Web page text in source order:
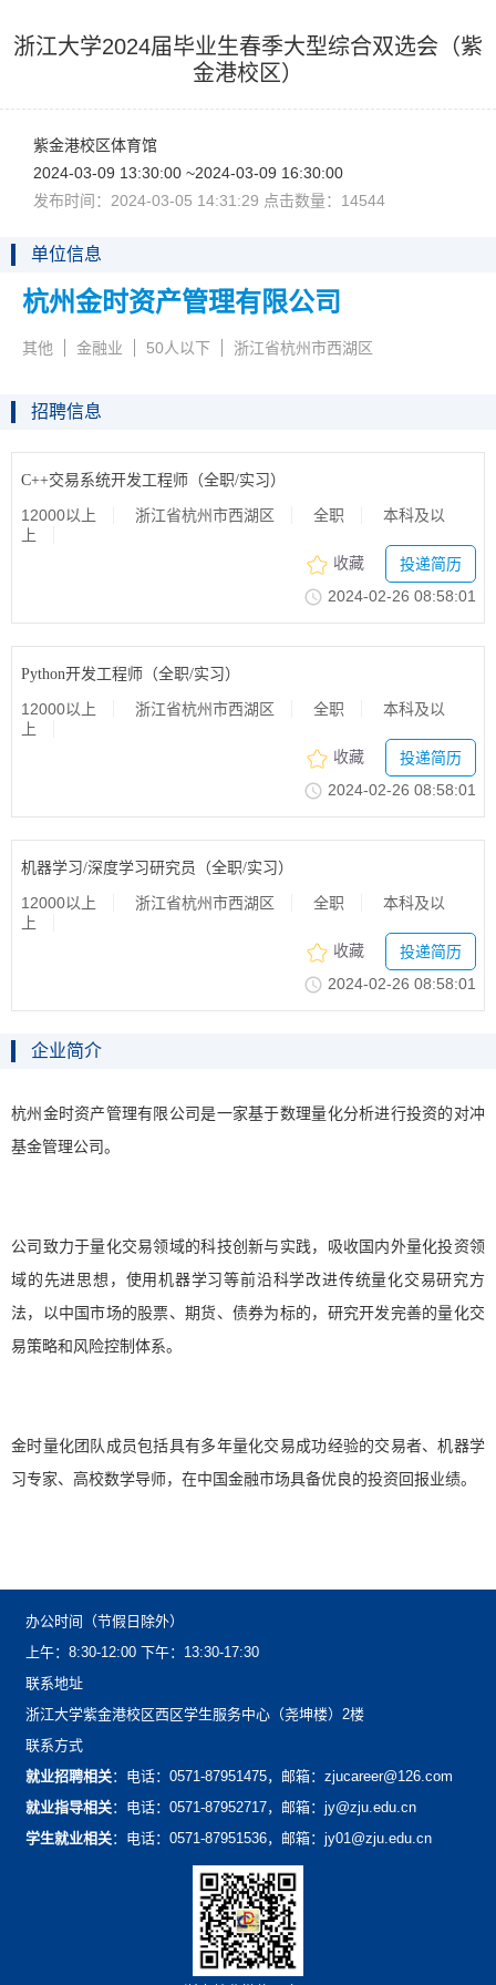
浙江大学2024届毕业生春季大型综合双选会（紫
金港校区）
紫金港校区体育馆
2024-03-0913:30:00~2024-03-0916:30:00
发布时间：2024-03-0514:31:29点击数量：14544
单位信息
杭州金时资产管理有限公司
其他 金融业 50人以下 浙江省杭州市西湖区
招聘信息
C++交易系统开发工程师（全职/实习）
12000以上 浙江省杭州市西湖区 全职
本科及以
上
收藏
投递简历
2024-02-2608:58:01
Python开发工程师（全职/实习）
12000以上 浙江省杭州市西湖区 全职
本科及以
上
收藏
投递简历
2024-02-2608:58:01
机器学习/深度学习研究员（全职/实习）
12000以上 浙江省杭州市西湖区 全职
本科及以
上
收藏
投递简历
2024-02-2608:58:01
企业简介
杭州金时资产管理有限公司是一家基于数理量化分析进行投资的对冲
基金管理公司。
公司致力于量化交易领域的科技创新与实践，吸收国内外量化投资领
域的先进思想，使用机器学习等前沿科学改进传统量化交易研究方
法，以中国市场的股票、期货、债券为标的，研究开发完善的量化交
易策略和风险控制体系。
金时量化团队成员包括具有多年量化交易成功经验的交易者、机器学
习专家、高校数学导师，在中国金融市场具备优良的投资回报业绩。
办公时间（节假日除外）
上午：8:30-12:00下午：13:30-17:30
联系地址
浙江大学紫金港校区西区学生服务中心（尧坤楼）2楼
联系方式
就业招聘相关：电话：0571-87951475，邮箱：zjucareer@126.com
就业指导相关：电话：0571-87952717，邮箱：jy@zju.edu.cn
学生就业相关：电话：0571-87951536，邮箱：jy01@zju.edu.cn